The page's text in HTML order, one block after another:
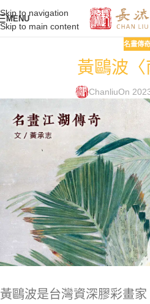
Skip to navigation
Skip to main content
MENU
名畫傳奇
黃鷗波〈
ChanliuOn
黃鷗波是台灣資深膠彩畫